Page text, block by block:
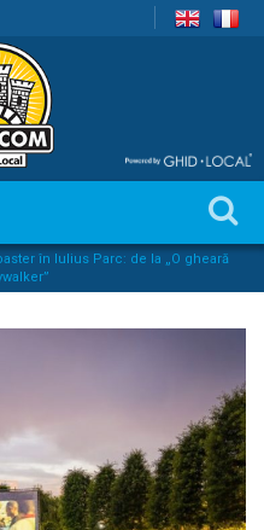
în Iulius Parc: de la „O gheară